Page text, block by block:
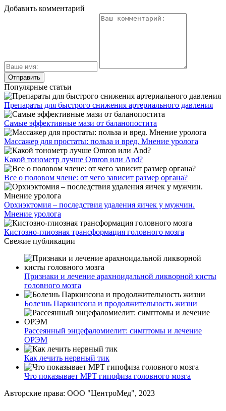
Добавить комментарий
Популярные статьи
Препараты для быстрого снижения артериального давления
Самые эффективные мази от баланопостита
Массажер для простаты: польза и вред. Мнение уролога
Какой тонометр лучше Omron или And?
Все о половом члене: от чего зависит размер органа?
Орхиэктомия – последствия удаления яичек у мужчин.
Мнение уролога
Кистозно-глиозная трансформация головного мозга
Свежие публикации
Признаки и лечение арахноидальной ликворной кисты
головного мозга
Болезнь Паркинсона и продолжительность жизни
Рассеянный энцефаломиелит: симптомы и лечение
ОРЭМ
Как лечить нервный тик
Что показывает МРТ гипофиза головного мозга
Авторские права: ООО "ЦентроМед", 2023